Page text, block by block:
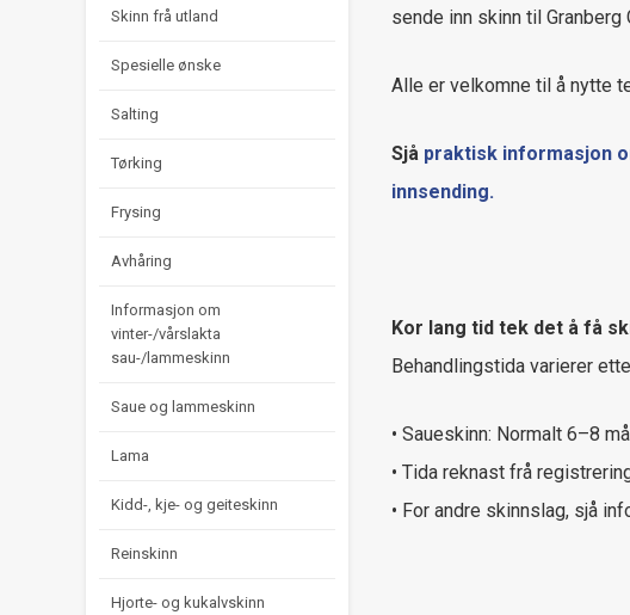
Skinn frå utland
Spesielle ønske
Salting
Tørking
Frysing
Avhåring
Informasjon om
vinter-/vårslakta
sau-/lammeskinn
Saue og lammeskinn
Lama
Kidd-, kje- og geiteskinn
Reinskinn
Hjorte- og kukalvskinn
sende inn skinn til Granberg
Alle er velkomne til å nytte
Sjå praktisk informasjon
innsending.
Kor lang tid tek det å få
Behandlingstida varierer
• Saueskinn: Normalt 6–8
• Tida reknast frå
• For andre skinnslag, sjå